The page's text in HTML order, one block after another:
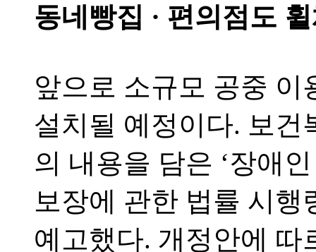
동네빵집 · 편의점도
앞으로 소규모 공중
설치될 예정이다. 보건
의 내용을 담은 ‘장애
보장에 관한 법률 시행
예고했다. 개정안에 따